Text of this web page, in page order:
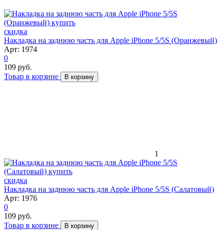
скидка
Накладка на заднюю часть для Apple iPhone 5/5S (Оранжевый)
Арт: 1974
0
109 руб.
Товар в корзине
В корзину
1
скидка
Накладка на заднюю часть для Apple iPhone 5/5S (Салатовый)
Арт: 1976
0
109 руб.
Товар в корзине
В корзину